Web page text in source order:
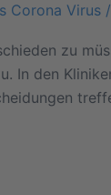
Corona Virus /
zu
In den